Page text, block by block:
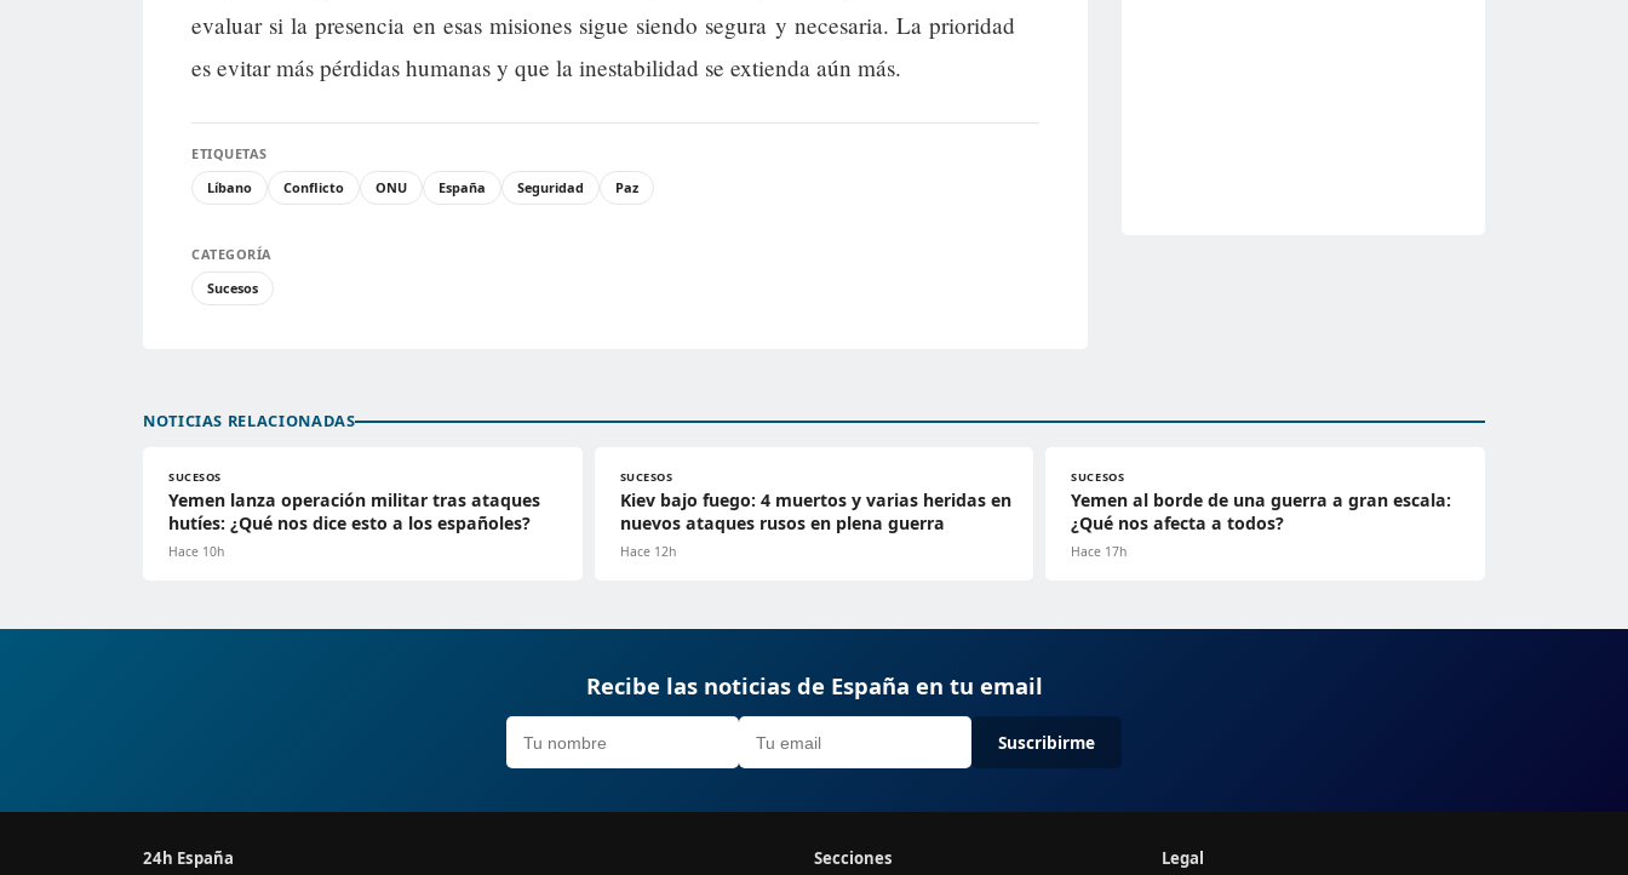
evaluar si la presencia en esas misiones sigue siendo segura y necesaria. La prioridad
es evitar más pérdidas humanas y que la inestabilidad se extienda aún más.
ETIQUETAS
Líbano
Conflicto ONU España Seguridad Paz
CATEGORÍA
Sucesos
NOTICIAS RELACIONADAS
SUCESOS
Yemen lanza operación militar tras ataques
hutíes: ¿Qué nos dice esto a los españoles?
Hace 10h
SUCESOS
Kiev bajo fuego: 4 muertos y varias heridas en
nuevos ataques rusos en plena guerra
Hace 12h
SUCESOS
Yemen al borde de una guerra a gran escala:
¿Qué nos afecta a todos?
Hace 17h
Recibe las noticias de España en tu email
Suscribirme
24h España Secciones Legal